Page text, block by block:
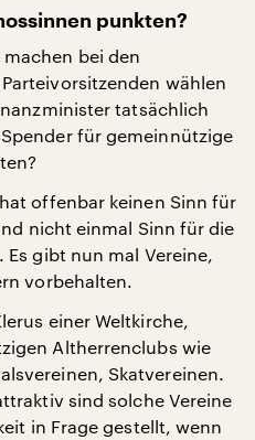
punkten?
bei den
wählen
tatsächlich
für gemeinnützige
offenbar keinen Sinn für
nicht einmal Sinn für die
Es gibt nun mal Vereine,
vorbehalten.
einer Weltkirche,
Altherrenclubs wie
Skatvereinen.
sind solche Vereine
in Frage gestellt, wenn